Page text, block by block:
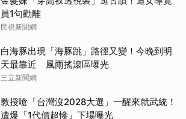
員1句勸離
民視新聞網
白海豚出現「海豚跳」路徑又變！今晚到明
天最靠近 風雨搖滾區曝光
三立新聞網
教授嗆「台灣沒2028大選」一醒來就武統！
遭爆「1代價超慘」下場曝光